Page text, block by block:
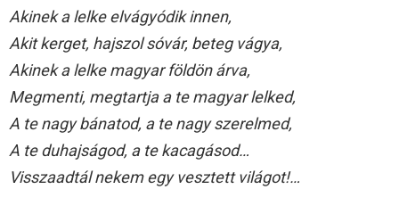
Akinek a lelke elvágyódik innen,
Akit kerget, hajszol sóvár, beteg vágya,
Akinek a lelke magyar földön árva,
Megmenti, megtartja a te magyar lelked,
A te nagy bánatod, a te nagy szerelmed,
A te duhajságod, a te kacagásod…
Visszaadtál nekem egy vesztett világot!…